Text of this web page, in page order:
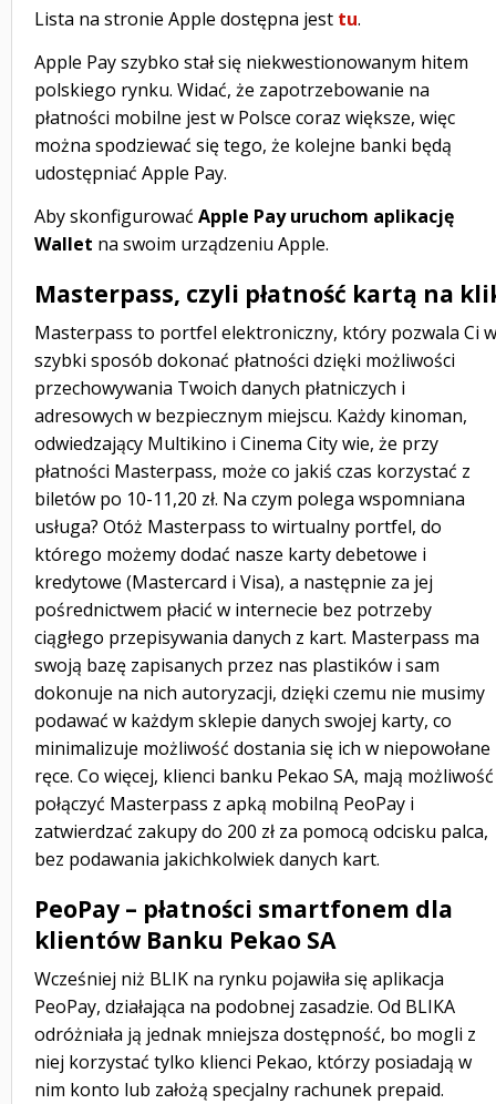
Lista na stronie Apple dostępna jest tu.
Apple Pay szybko stał się niekwestionowanym hitem
polskiego rynku. Widać, że zapotrzebowanie na
płatności mobilne jest w Polsce coraz większe, więc
można spodziewać się tego, że kolejne banki będą
udostępniać Apple Pay.
Aby skonfigurować Apple Pay uruchom aplikację
Wallet na swoim urządzeniu Apple.
Masterpass, czyli płatność kartą na
Masterpass to portfel elektroniczny, który pozwala Ci w
szybki sposób dokonać płatności dzięki możliwości
przechowywania Twoich danych płatniczych i
adresowych w bezpiecznym miejscu. Każdy kinoman,
odwiedzający Multikino i Cinema City wie, że przy
płatności Masterpass, może co jakiś czas korzystać z
biletów po 10-11,20 zł. Na czym polega wspomniana
usługa? Otóż Masterpass to wirtualny portfel, do
którego możemy dodać nasze karty debetowe i
kredytowe (Mastercard i Visa), a następnie za jej
pośrednictwem płacić w internecie bez potrzeby
ciągłego przepisywania danych z kart. Masterpass ma
swoją bazę zapisanych przez nas plastików i sam
dokonuje na nich autoryzacji, dzięki czemu nie musimy
podawać w każdym sklepie danych swojej karty, co
minimalizuje możliwość dostania się ich w niepowołane
ręce. Co więcej, klienci banku Pekao SA, mają możliwość
połączyć Masterpass z apką mobilną PeoPay i
zatwierdzać zakupy do 200 zł za pomocą odcisku palca,
bez podawania jakichkolwiek danych kart.
PeoPay – płatności smartfonem dla
klientów Banku Pekao SA
Wcześniej niż BLIK na rynku pojawiła się aplikacja
PeoPay, działająca na podobnej zasadzie. Od BLIKA
odróżniała ją jednak mniejsza dostępność, bo mogli z
niej korzystać tylko klienci Pekao, którzy posiadają w
nim konto lub założą specjalny rachunek prepaid.